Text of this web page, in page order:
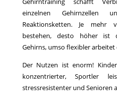
einzelnen Gehirnzellen
Reaktionsketten. Je mehr
bestehen, desto höher ist
Gehirns, umso flexibler arbeitet
Der Nutzen ist enorm!
konzentrierter, Sportler
stressresistenter und Senioren